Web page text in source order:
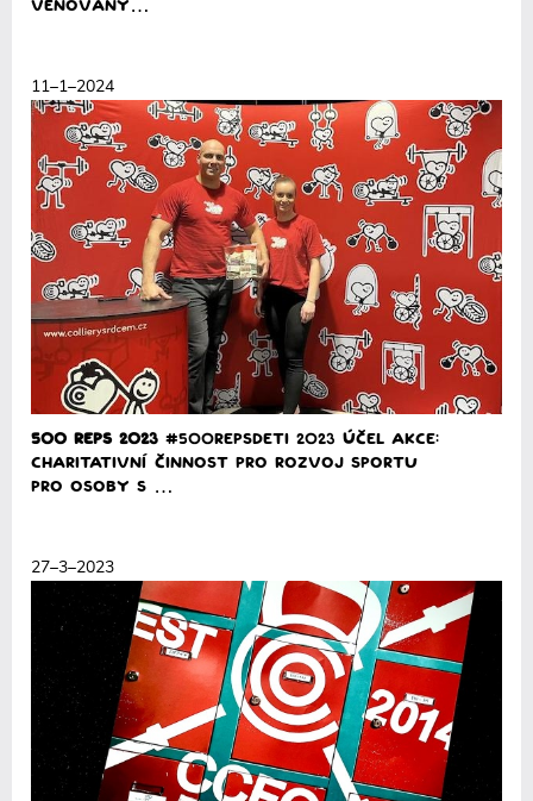
věnovaný…
11–1–2024
500 reps 2023 #500RepsDeti 2023 Účel akce:
Charitativní činnost pro rozvoj sportu
pro osoby s …
27–3–2023